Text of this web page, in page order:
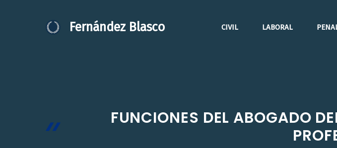
Fernández Blasco CIVIL LABORAL
FUNCIONES DEL ABOGADO